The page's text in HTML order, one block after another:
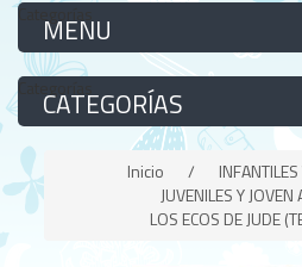
Categorías
Categorías
Inicio /
JUVENILES Y JOVEN
LOS ECOS DE JUDE